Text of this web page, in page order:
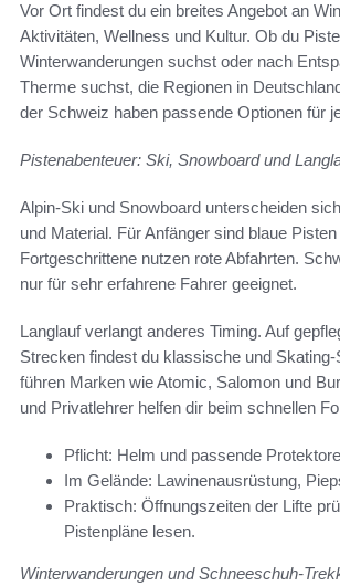
Vor Ort findest du ein breites Angebot an
Aktivitäten, Wellness und Kultur. Ob du
Winterwanderungen suchst oder nach
Therme suchst, die Regionen in
der Schweiz haben passende Optionen für
Pistenabenteuer: Ski, Snowboard und
Alpin-Ski und Snowboard unterscheiden
und Material. Für Anfänger sind blaue Pisten
Fortgeschrittene nutzen rote Abfahrten.
nur für sehr erfahrene Fahrer geeignet.
Langlauf verlangt anderes Timing. Auf
Strecken findest du klassische und Skating-
führen Marken wie Atomic, Salomon und
und Privatlehrer helfen dir beim schnellen
Pflicht: Helm und passende
Im Gelände: Lawinenausrüstung,
Praktisch: Öffnungszeiten der Lifte
Pistenpläne lesen.
Winterwanderungen und Schneeschuh-